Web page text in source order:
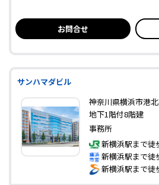
お問合せ
サンハマダビル
神奈川県横浜市港
地下1階付8階建
事務所
新横浜駅まで徒
新横浜駅まで徒
新横浜駅まで徒